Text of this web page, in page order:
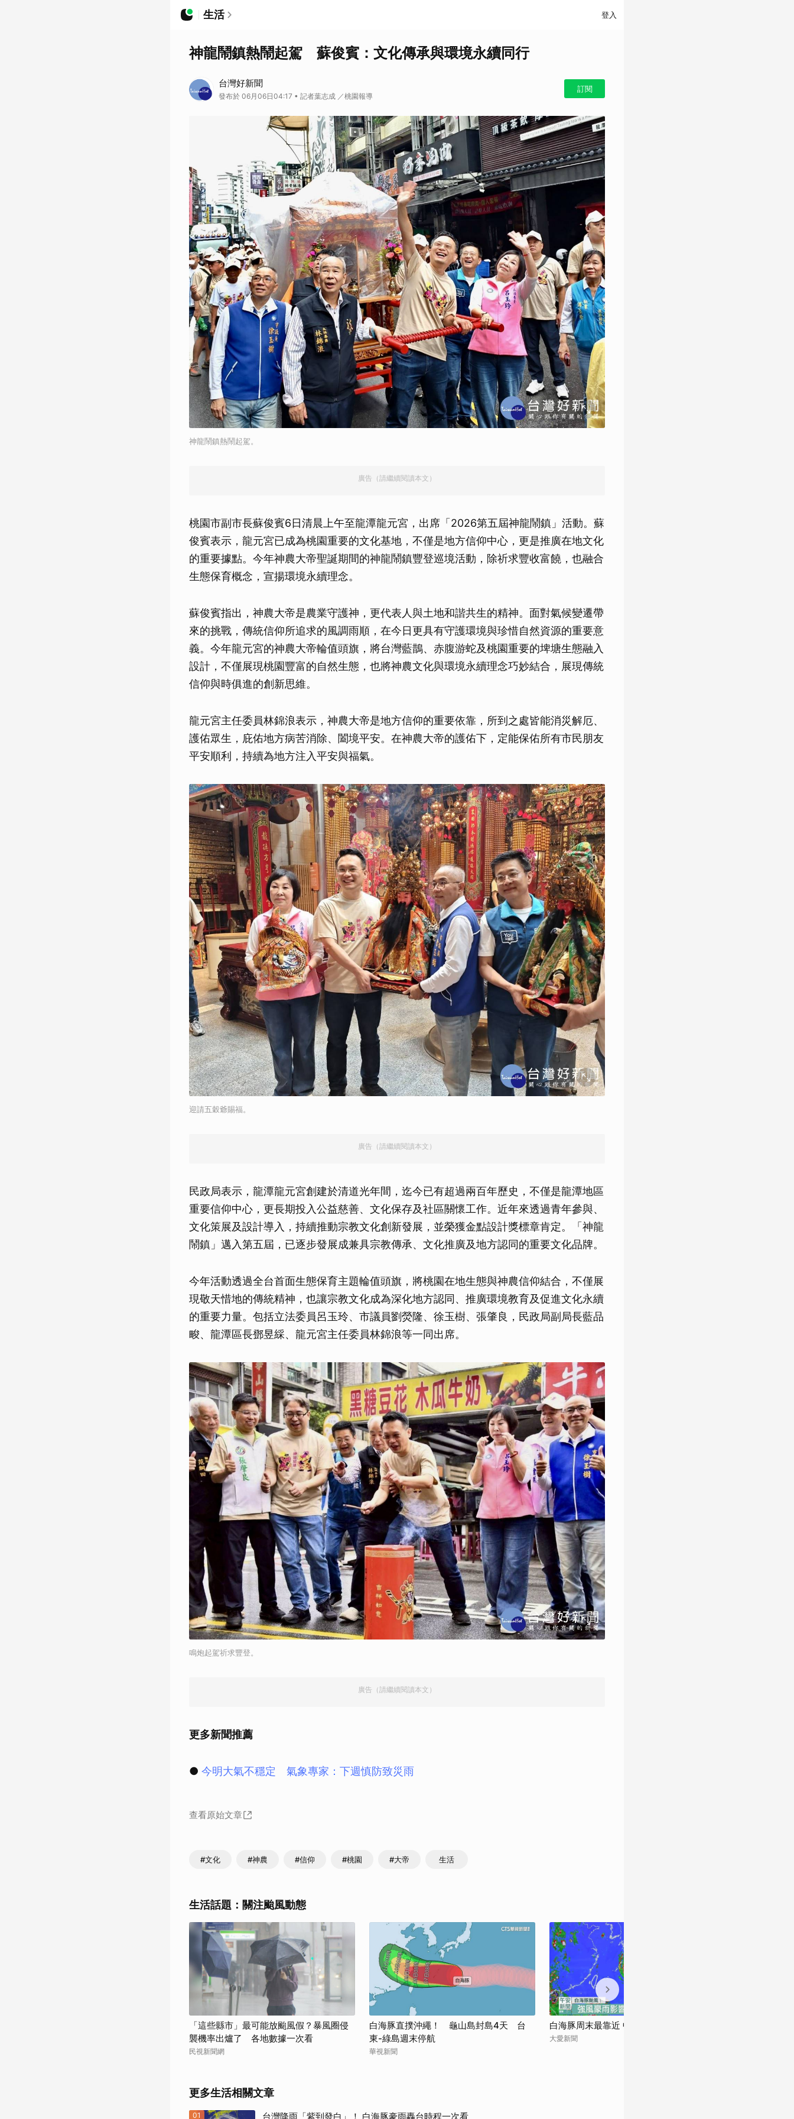
生活 登入
神龍鬧鎮熱鬧起駕 蘇俊賓：文化傳承與環境永續同行
台灣好新聞
發布於 06月06日04:17 • 記者葉志成 ／桃園報導
訂閱
神龍鬧鎮熱鬧起駕。
廣告（請繼續閱讀本文）
桃園市副市長蘇俊賓6日清晨上午至龍潭龍元宮，出席「2026第五屆神龍鬧鎮」活動。蘇
俊賓表示，龍元宮已成為桃園重要的文化基地，不僅是地方信仰中心，更是推廣在地文化
的重要據點。今年神農大帝聖誕期間的神龍鬧鎮豐登巡境活動，除祈求豐收富饒，也融合
生態保育概念，宣揚環境永續理念。
蘇俊賓指出，神農大帝是農業守護神，更代表人與土地和諧共生的精神。面對氣候變遷帶
來的挑戰，傳統信仰所追求的風調雨順，在今日更具有守護環境與珍惜自然資源的重要意
義。今年龍元宮的神農大帝輪值頭旗，將台灣藍鵲、赤腹游蛇及桃園重要的埤塘生態融入
設計，不僅展現桃園豐富的自然生態，也將神農文化與環境永續理念巧妙結合，展現傳統
信仰與時俱進的創新思維。
龍元宮主任委員林錦浪表示，神農大帝是地方信仰的重要依靠，所到之處皆能消災解厄、
護佑眾生，庇佑地方病苦消除、闔境平安。在神農大帝的護佑下，定能保佑所有市民朋友
平安順利，持續為地方注入平安與福氣。
迎請五穀爺賜福。
廣告（請繼續閱讀本文）
民政局表示，龍潭龍元宮創建於清道光年間，迄今已有超過兩百年歷史，不僅是龍潭地區
重要信仰中心，更長期投入公益慈善、文化保存及社區關懷工作。近年來透過青年參與、
文化策展及設計導入，持續推動宗教文化創新發展，並榮獲金點設計獎標章肯定。「神龍
鬧鎮」邁入第五屆，已逐步發展成兼具宗教傳承、文化推廣及地方認同的重要文化品牌。
今年活動透過全台首面生態保育主題輪值頭旗，將桃園在地生態與神農信仰結合，不僅展
現敬天惜地的傳統精神，也讓宗教文化成為深化地方認同、推廣環境教育及促進文化永續
的重要力量。包括立法委員呂玉玲、市議員劉熒隆、徐玉樹、張肇良，民政局副局長藍品
畯、龍潭區長鄧昱綵、龍元宮主任委員林錦浪等一同出席。
鳴炮起駕祈求豐登。
廣告（請繼續閱讀本文）
更多新聞推薦
● 今明大氣不穩定 氣象專家：下週慎防致災雨
查看原始文章
#文化 #神農 #信仰 #桃園 #大帝 生活
生活話題：關注颱風動態
「這些縣市」最可能放颱風假？暴風圈侵
襲機率出爐了 各地數據一次看
民視新聞網
白海豚直撲沖繩！ 龜山島封島4天 台
東-綠島週末停航
華視新聞
白海豚周末最靠近 中部以北戒慎防雨
大愛新聞
更多生活相關文章
01 台灣降雨「紫到發白」！ 白海豚豪雨轟台時程一次看
取消